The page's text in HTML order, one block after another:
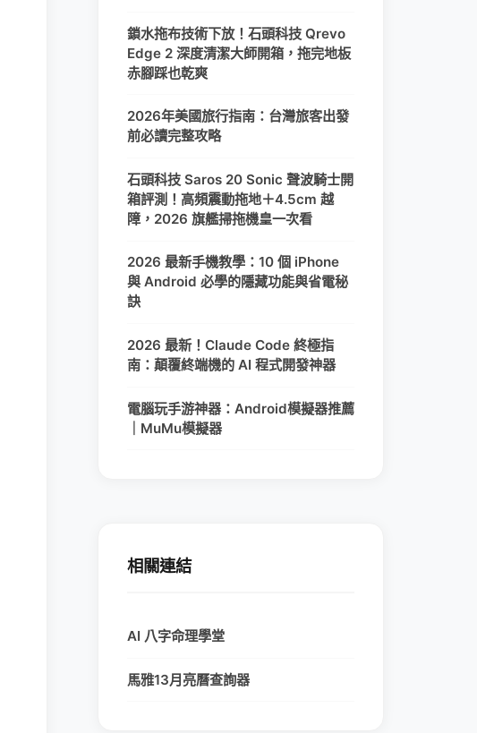
鎖水拖布技術下放！石頭科技 Qrevo
Edge 2 深度清潔大師開箱，拖完地板
赤腳踩也乾爽
2026年美國旅行指南：台灣旅客出發
前必讀完整攻略
石頭科技 Saros 20 Sonic 聲波騎士開
箱評測！高頻震動拖地＋4.5cm 越
障，2026 旗艦掃拖機皇一次看
2026 最新手機教學：10 個 iPhone
與 Android 必學的隱藏功能與省電秘
訣
2026 最新！Claude Code 終極指
南：顛覆終端機的 AI 程式開發神器
電腦玩手游神器：Android模擬器推薦
｜MuMu模擬器
相關連結
AI 八字命理學堂
馬雅13月亮曆查詢器